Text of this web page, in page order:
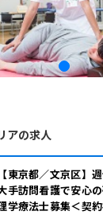
アの求人
【東京都／文京区】
手訪問看護で安心
学療法士募集＜契